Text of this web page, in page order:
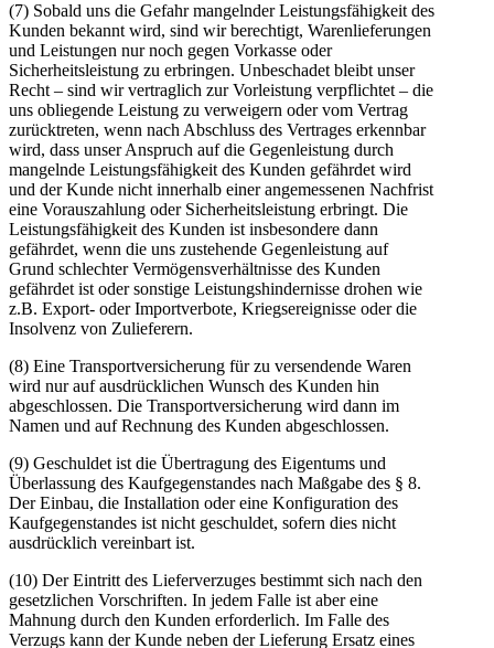
(7) Sobald uns die Gefahr mangelnder Leistungsfähigkeit des
Kunden bekannt wird, sind wir berechtigt, Warenlieferungen
und Leistungen nur noch gegen Vorkasse oder
Sicherheitsleistung zu erbringen. Unbeschadet bleibt unser
Recht – sind wir vertraglich zur Vorleistung verpflichtet – die
uns obliegende Leistung zu verweigern oder vom Vertrag
zurücktreten, wenn nach Abschluss des Vertrages erkennbar
wird, dass unser Anspruch auf die Gegenleistung durch
mangelnde Leistungsfähigkeit des Kunden gefährdet wird
und der Kunde nicht innerhalb einer angemessenen Nachfrist
eine Vorauszahlung oder Sicherheitsleistung erbringt. Die
Leistungsfähigkeit des Kunden ist insbesondere dann
gefährdet, wenn die uns zustehende Gegenleistung auf
Grund schlechter Vermögensverhältnisse des Kunden
gefährdet ist oder sonstige Leistungshindernisse drohen wie
z.B. Export- oder Importverbote, Kriegsereignisse oder die
Insolvenz von Zulieferern.
(8) Eine Transportversicherung für zu versendende Waren
wird nur auf ausdrücklichen Wunsch des Kunden hin
abgeschlossen. Die Transportversicherung wird dann im
Namen und auf Rechnung des Kunden abgeschlossen.
(9) Geschuldet ist die Übertragung des Eigentums und
Überlassung des Kaufgegenstandes nach Maßgabe des § 8.
Der Einbau, die Installation oder eine Konfiguration des
Kaufgegenstandes ist nicht geschuldet, sofern dies nicht
ausdrücklich vereinbart ist.
(10) Der Eintritt des Lieferverzuges bestimmt sich nach den
gesetzlichen Vorschriften. In jedem Falle ist aber eine
Mahnung durch den Kunden erforderlich. Im Falle des
Verzugs kann der Kunde neben der Lieferung Ersatz eines